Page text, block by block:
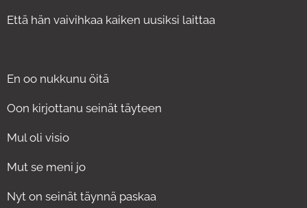
Että hän vaivihkaa kaiken uusiksi laittaa
En oo nukkunu öitä
Oon kirjottanu seinät täyteen
Mul oli visio
Mut se meni jo
Nyt on seinät täynnä paskaa